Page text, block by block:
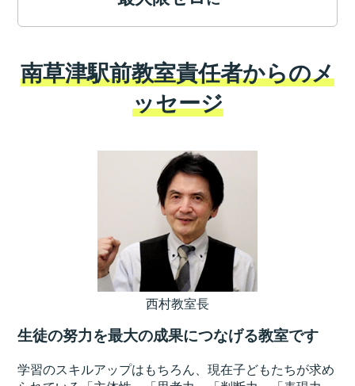
南草津駅前教室責任者からのメ
ッセージ
生徒の努力を最大の成果につなげる教室です
学習のスキルアップはもちろん、現在子どもたちが求め
西村教室長